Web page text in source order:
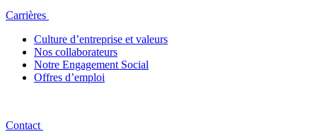
Carrières
Culture d’entreprise et valeurs
Nos collaborateurs
Notre Engagement Social
Offres d’emploi
Contact